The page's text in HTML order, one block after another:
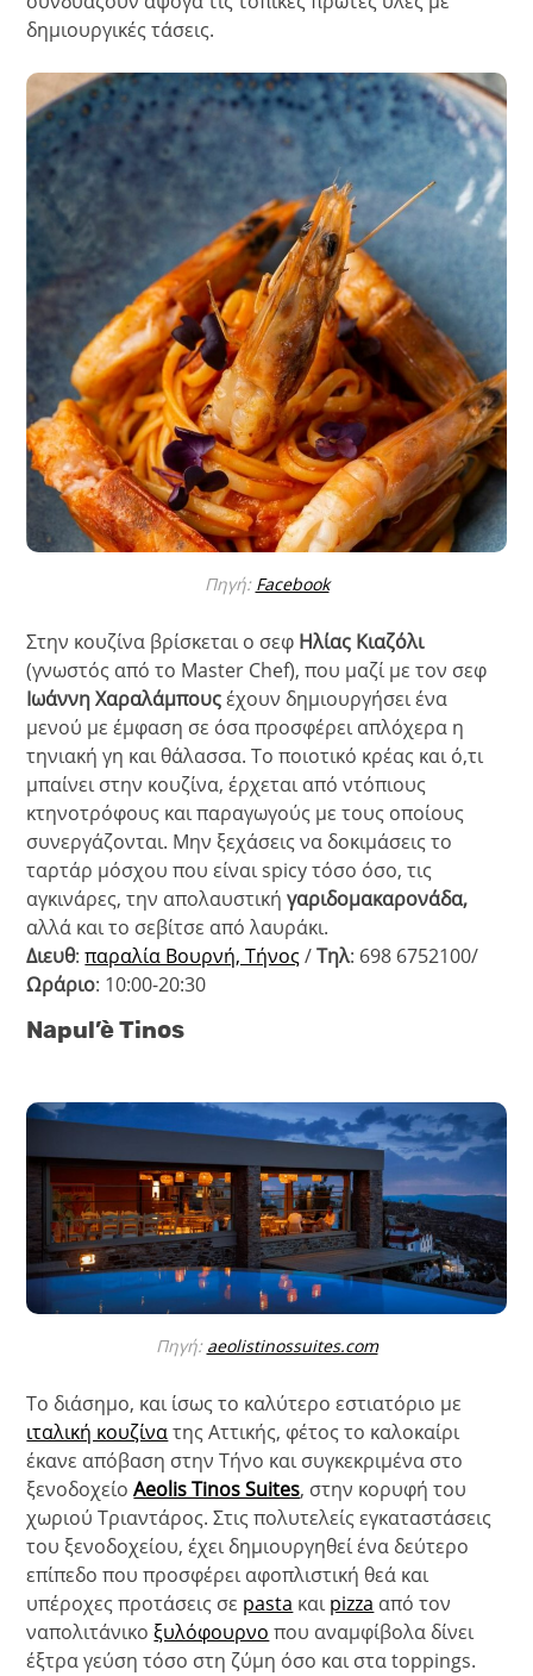
δημιουργικές τάσεις.
Πηγή: Facebook
Στην κουζίνα βρίσκεται ο σεφ Ηλίας Κιαζόλι
(γνωστός από το Master Chef), που μαζί με τον σεφ
Ιωάννη Χαραλάμπουςέχουν δημιουργήσει ένα
μενού με έμφαση σε όσα προσφέρει απλόχερα η
τηνιακή γη και θάλασσα. Το ποιοτικό κρέας και ό,τι
μπαίνει στην κουζίνα, έρχεται από ντόπιους
κτηνοτρόφους και παραγωγούς με τους οποίους
συνεργάζονται. Μην ξεχάσεις να δοκιμάσεις το
ταρτάρ μόσχου που είναι spicy τόσο όσο, τις
αγκινάρες, την απολαυστικήγαριδομακαρονάδα,
αλλά και το σεβίτσε από λαυράκι.
Διευθ:παραλία Βουρνή, Τήνος/Τηλ: 698 6752100/
Ωράριο: 10:00-20:30
Napul’è Tinos
Πηγή: aeolistinossuites.com
Το διάσημο, και ίσως το καλύτερο εστιατόριο με
ιταλική κουζίνατης Αττικής, φέτος το καλοκαίρι
έκανε απόβαση στην Τήνο και συγκεκριμένα στο
ξενοδοχείοAeolis Tinos Suites, στην κορυφή του
χωριού Τριαντάρος. Στις πολυτελείς εγκαταστάσεις
του ξενοδοχείου, έχει δημιουργηθεί ένα δεύτερο
επίπεδο που προσφέρει αφοπλιστική θεά και
υπέροχες προτάσεις σε pasta και pizza από τον
ναπολιτάνικο ξυλόφουρνο που αναμφίβολα δίνει
έξτρα γεύση τόσο στη ζύμη όσο και στα toppings.